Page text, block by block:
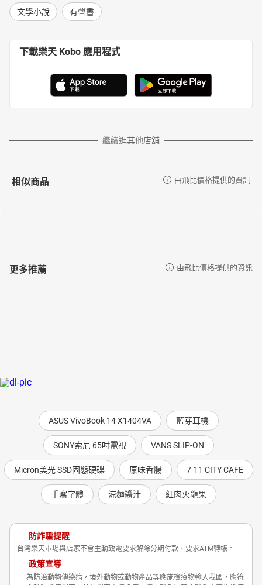
文學小說 有聲書
下載樂天 Kobo 應用程式
繼續逛其他店舖
相似商品 由飛比價格提供的資訊
更多推薦 由飛比價格提供的資訊
ASUS VivoBook 14 X1404VA 藍芽耳機
SONY索尼 65吋電視 VANS SLIP-ON
Micron美光 SSD固態硬碟 原味香腸 7-11 CITY CAFE
手寫字體 涼麵醬汁 紅肉火龍果
防詐騙提醒
台灣樂天市場與店家不會主動致電要求解除分期付款、要求ATM轉帳。
政策宣導
為防治動物傳染病，境外動物或動物產品等應施檢疫物輸入我國，應符